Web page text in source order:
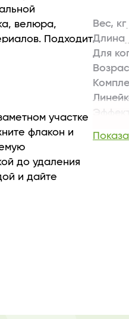
велюра,
Подходит
участке
флакон и
до удаления
и дайте
на
Вес, кг
Длина
Для